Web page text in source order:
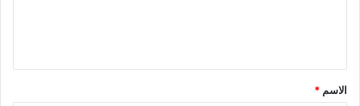
*
الاسم *